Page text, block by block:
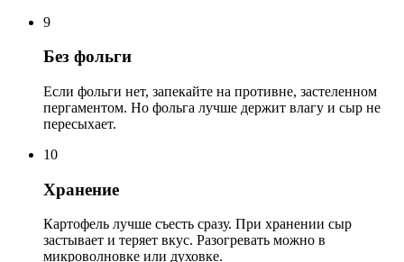
9
Без фольги
Если фольги нет, запекайте на противне, застеленном
пергаментом. Но фольга лучше держит влагу и сыр не
пересыхает.
10
Хранение
Картофель лучше съесть сразу. При хранении сыр
застывает и теряет вкус. Разогревать можно в
микроволновке или духовке.